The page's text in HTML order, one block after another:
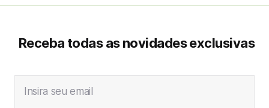
Receba todas as novidades exclusivas
Insira seu email